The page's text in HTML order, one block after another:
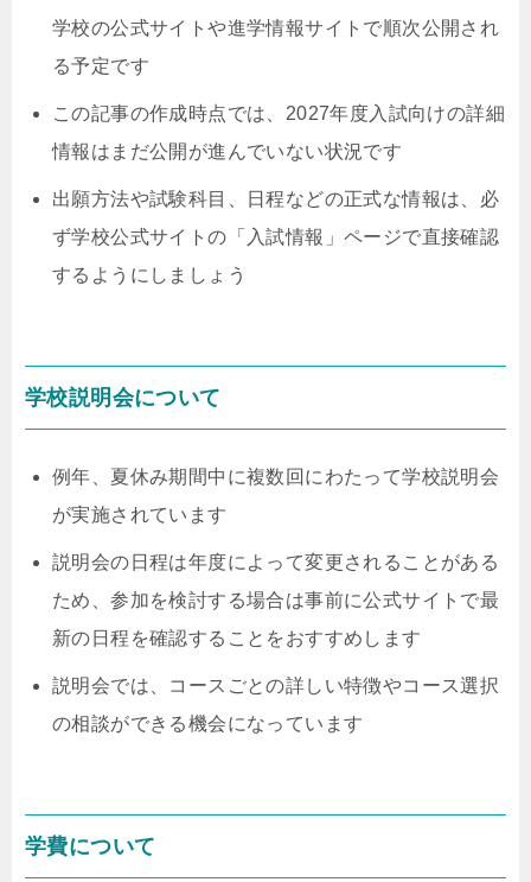
学校の公式サイトや進学情報サイトで順次公開され
る予定です
この記事の作成時点では、2027年度入試向けの詳細
情報はまだ公開が進んでいない状況です
出願方法や試験科目、日程などの正式な情報は、必
ず学校公式サイトの「入試情報」ページで直接確認
するようにしましょう
学校説明会について
例年、夏休み期間中に複数回にわたって学校説明会
が実施されています
説明会の日程は年度によって変更されることがある
ため、参加を検討する場合は事前に公式サイトで最
新の日程を確認することをおすすめします
説明会では、コースごとの詳しい特徴やコース選択
の相談ができる機会になっています
学費について